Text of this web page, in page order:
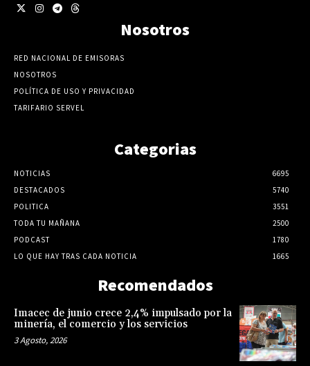
Nosotros
RED NACIONAL DE EMISORAS
NOSOTROS
POLÍTICA DE USO Y PRIVACIDAD
TARIFARIO SERVEL
Categorias
NOTICIAS
6695
DESTACADOS
5740
POLITICA
3551
TODA TU MAÑANA
2500
PODCAST
1780
LO QUE HAY TRAS CADA NOTICIA
1665
Recomendados
Imacec de junio crece 2,4% impulsado por la
minería, el comercio y los servicios
3 Agosto, 2026